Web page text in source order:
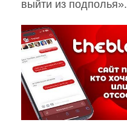
выйти из подполья».